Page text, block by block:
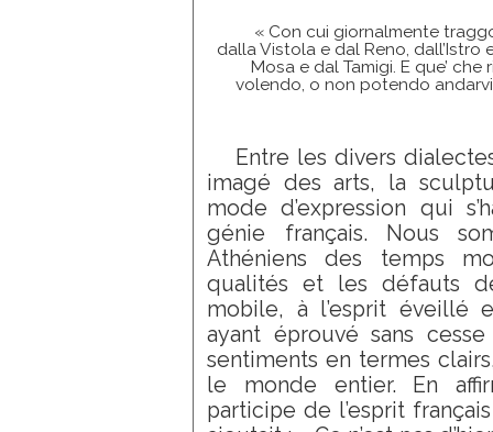
« Con cui giornalmente
dalla Vistola e dal Reno, dall’Istro
Mosa e dal Tamigi. E que’
volendo, o non potendo
Entre les divers
imagé des arts, la
mode d’expression qui
génie français. Nous
Athéniens des temps
qualités et les défauts
mobile, à l’esprit éveillé
ayant éprouvé sans
sentiments en termes
le monde entier. En
participe de l’esprit